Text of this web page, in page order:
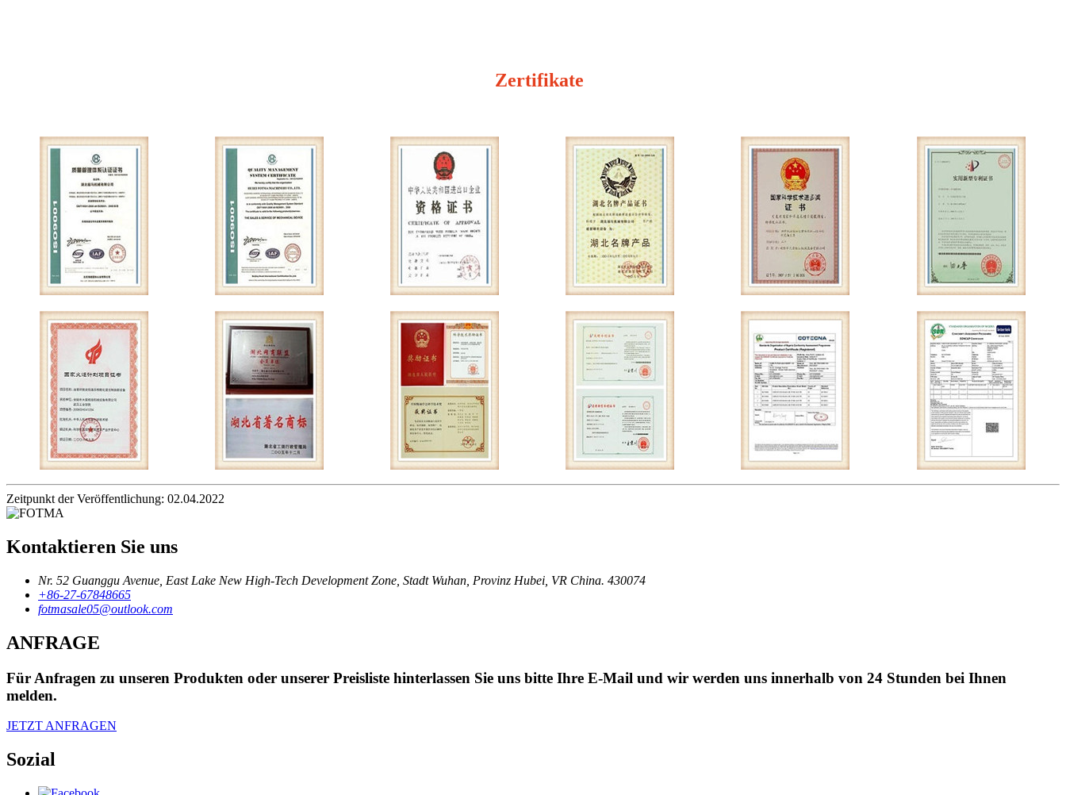
Zertifikate
Zeitpunkt der Veröffentlichung: 02.04.2022
Kontaktieren Sie uns
Nr. 52 Guanggu Avenue, East Lake New High-Tech Development Zone, Stadt Wuhan, Provinz Hubei, VR China. 430074
+86-27-67848665
fotmasale05@outlook.com
ANFRAGE
Für Anfragen zu unseren Produkten oder unserer Preisliste hinterlassen Sie uns bitte Ihre E-Mail und wir werden uns innerhalb von 24 Stunden bei Ihnen
melden.
JETZT ANFRAGEN
Sozial